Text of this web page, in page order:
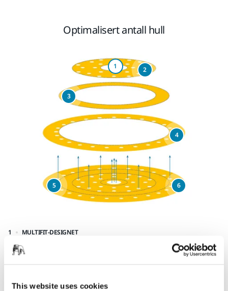
This website uses cookies
Optimalisert antall hull
1 2
3
4
5 6
1 MULTIFIT-DESIGNET
Senterhull
midtsonen.